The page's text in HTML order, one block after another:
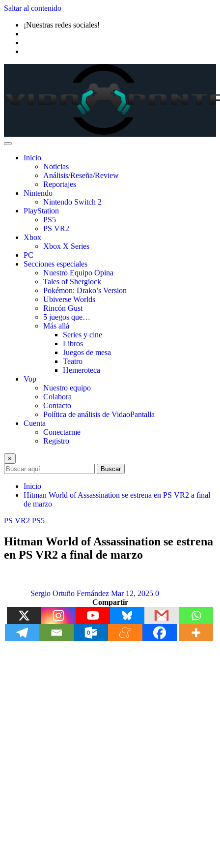
Saltar al contenido
¡Nuestras redes sociales!
Inicio
Noticias
Análisis/Reseña/Review
Reportajes
Nintendo
Nintendo Switch 2
PlayStation
PS5
PS VR2
Xbox
Xbox X Series
PC
Secciones especiales
Nuestro Equipo Opina
Tales of Shergiock
Pokémon: Drako’s Version
Ubiverse Worlds
Rincón Gust
5 juegos que…
Más allá
Series y cine
Libros
Juegos de mesa
Teatro
Hemeroteca
Vop
Nuestro equipo
Colabora
Contacto
Política de análisis de VidaoPantalla
Cuenta
Conectarme
Registro
×
Buscar
Inicio
Hitman World of Assassination se estrena en PS VR2 a final
de marzo
PS VR2 PS5
Hitman World of Assassination se estrena
en PS VR2 a final de marzo
Sergio Ortuño Fernández Mar 12, 2025 0
Compartir